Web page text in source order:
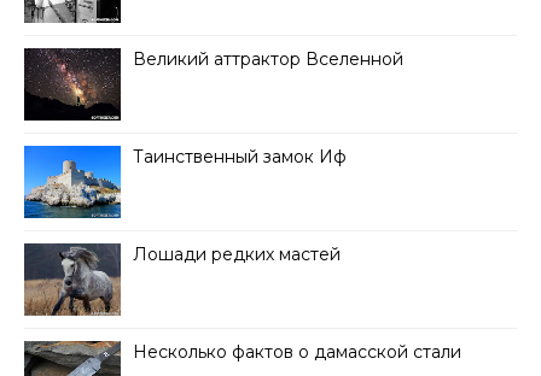
Великий аттрактор Вселенной
Таинственный замок Иф
Лошади редких мастей
Несколько фактов о дамасской стали